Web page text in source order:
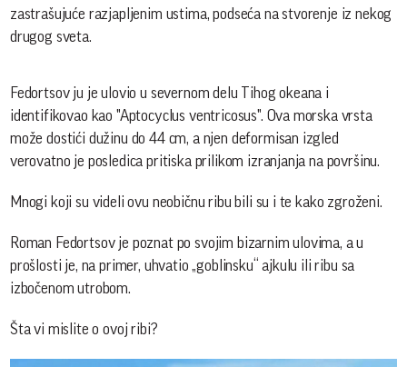
zastrašujuće razjapljenim ustima, podseća na stvorenje iz nekog
drugog sveta.
Fedortsov ju je ulovio u severnom delu Tihog okeana i
identifikovao kao "Aptocyclus ventricosus". Ova morska vrsta
može dostići dužinu do 44 cm, a njen deformisan izgled
verovatno je posledica pritiska prilikom izranjanja na površinu.
Mnogi koji su videli ovu neobičnu ribu bili su i te kako zgroženi.
Roman Fedortsov je poznat po svojim bizarnim ulovima, a u
prošlosti je, na primer, uhvatio „goblinsku“ ajkulu ili ribu sa
izbočenom utrobom.
Šta vi mislite o ovoj ribi?